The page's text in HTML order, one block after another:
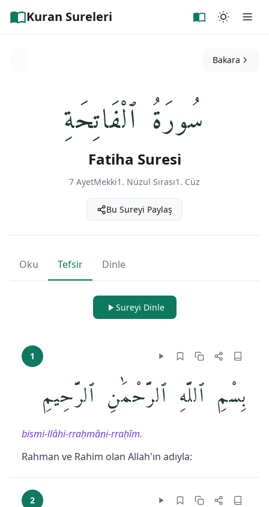
Kuran Sureleri
Bakara
سُورَةُ ٱلْفَاتِحَةِ
Fatiha Suresi
7 AyetMekki1. Nüzul Sırası1. Cüz
Bu Sureyi Paylaş
Oku Tefsir Dinle
Sureyi Dinle
1
بِسْمِ ٱللَّهِ ٱلرَّحْمَٰنِ ٱلرَّحِيمِ
bismi-llâhi-rraḥmâni-rraḥîm.
Rahman ve Rahim olan Allah'ın adıyla:
2